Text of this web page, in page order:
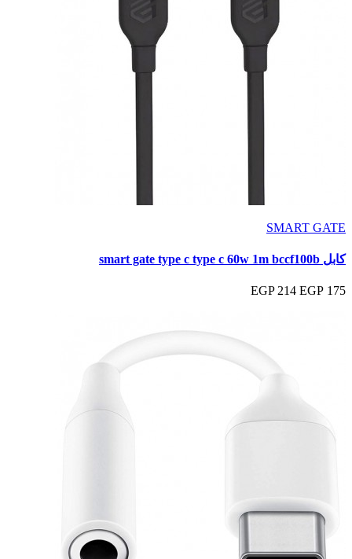
SMART GATE
كابل smart gate type c type c 60w 1m bccf100b
175 EGP
214 EGP